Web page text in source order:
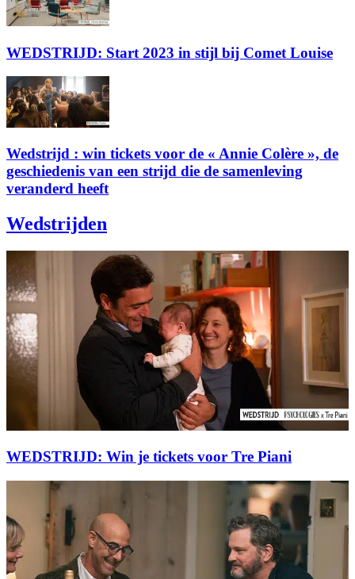
WEDSTRIJD: Start 2023 in stijl bij Comet Louise
Wedstrijd : win tickets voor de « Annie Colère », de
geschiedenis van een strijd die de samenleving
veranderd heeft
Wedstrijden
WEDSTRIJD: Win je tickets voor Tre Piani